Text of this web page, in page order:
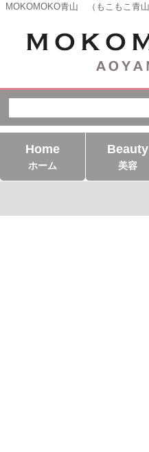
MOKOMOKO青山 （もこもこ青
Home
ホーム
Beauty
美容